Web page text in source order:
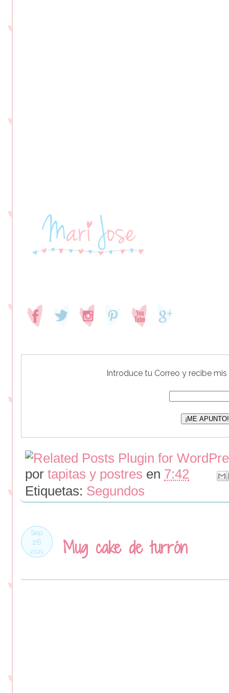
Introduce tu Correo y recibe
por tapitas y postres en 7:42
Etiquetas: Segundos
Sep
26
2021 Mug cake de turrón